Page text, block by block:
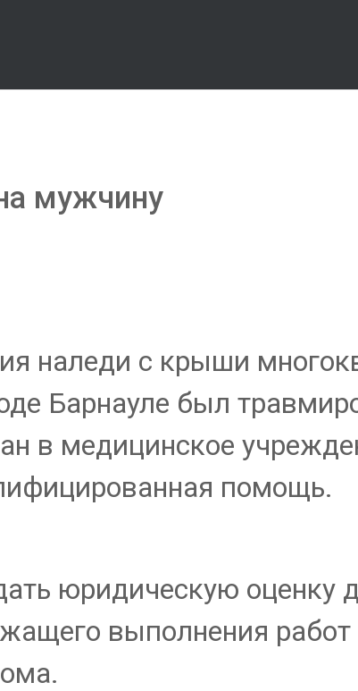
мужчину
наледи с крыши
Барнауле был
в медицинское
помощь.
юридическую оценку
выполнения работ